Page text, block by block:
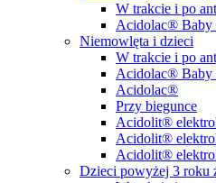
W trakcie i po
Acidolac® Baby
Niemowlęta i dzieci
W trakcie i po
Acidolac® Baby
Acidolac®
Przy biegunce
Acidolit®
Acidolit®
Acidolit®
Dzieci powyżej 3 roku